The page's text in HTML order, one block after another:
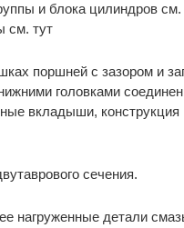
и блока цилиндров см.
см. тут
поршней с зазором и
головками
вкладыши, конструкция
сечения.
нагруженные детали